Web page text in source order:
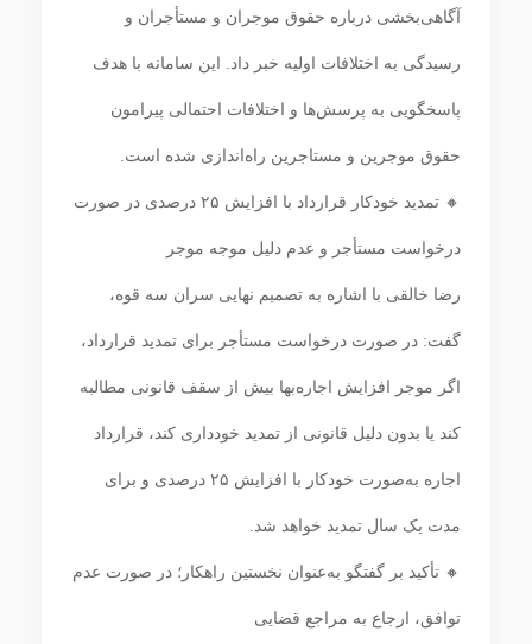
آگاهی‌بخشی درباره حقوق موجران و مستأجران و
رسیدگی به اختلافات اولیه خبر داد. این سامانه با هدف
پاسخگویی به پرسش‌ها و اختلافات احتمالی پیرامون
حقوق موجرین و مستاجرین راه‌اندازی شده است.
🔸 تمدید خودکار قرارداد با افزایش ۲۵ درصدی در صورت
درخواست مستأجر و عدم دلیل موجه موجر
رضا خالقی با اشاره به تصمیم نهایی سران سه قوه،
گفت: در صورت درخواست مستأجر برای تمدید قرارداد،
اگر موجر افزایش اجاره‌بها بیش از سقف قانونی مطالبه
کند یا بدون دلیل قانونی از تمدید خودداری کند، قرارداد
اجاره به‌صورت خودکار با افزایش ۲۵ درصدی و برای
مدت یک سال تمدید خواهد شد.
🔸 تأکید بر گفتگو به‌عنوان نخستین راهکار؛ در صورت عدم
توافق، ارجاع به مراجع قضایی